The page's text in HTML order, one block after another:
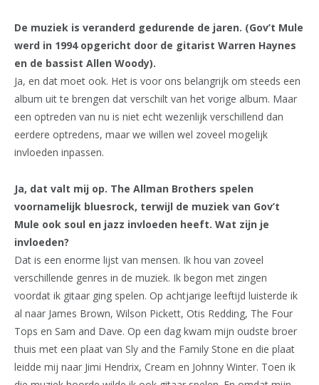
De muziek is veranderd gedurende de jaren. (Gov’t Mule
werd in 1994 opgericht door de gitarist Warren Haynes
en de bassist Allen Woody).
Ja, en dat moet ook. Het is voor ons belangrijk om steeds een
album uit te brengen dat verschilt van het vorige album. Maar
een optreden van nu is niet echt wezenlijk verschillend dan
eerdere optredens, maar we willen wel zoveel mogelijk
invloeden inpassen.
Ja, dat valt mij op. The Allman Brothers spelen
voornamelijk bluesrock, terwijl de muziek van Gov’t
Mule ook soul en jazz invloeden heeft. Wat zijn je
invloeden?
Dat is een enorme lijst van mensen. Ik hou van zoveel
verschillende genres in de muziek. Ik begon met zingen
voordat ik gitaar ging spelen. Op achtjarige leeftijd luisterde ik
al naar James Brown, Wilson Pickett, Otis Redding, The Four
Tops en Sam and Dave. Op een dag kwam mijn oudste broer
thuis met een plaat van Sly and the Family Stone en die plaat
leidde mij naar Jimi Hendrix, Cream en Johnny Winter. Toen ik